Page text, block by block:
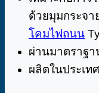
ด้วยมุมกระจา
โคมไฟถนน
ผ่านมาตราฐ
ผลิตในประเท